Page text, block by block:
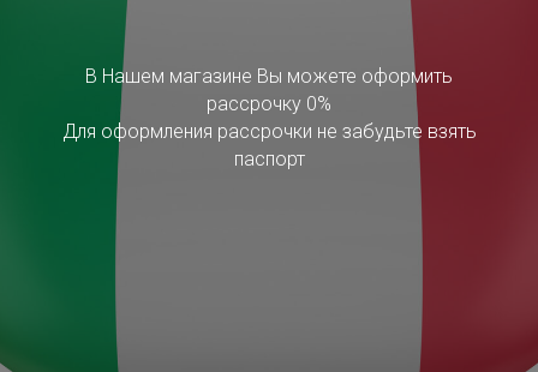
В Нашем магазине Вы можете оформить
рассрочку 0%
Для оформления рассрочки не забудьте взять
паспорт